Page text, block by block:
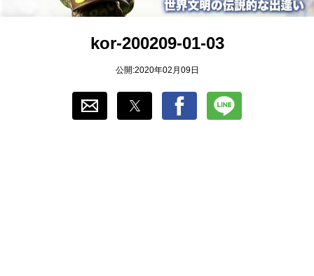
ゲーム自動化
kor-200209-01-03
公開:2020年02月09日